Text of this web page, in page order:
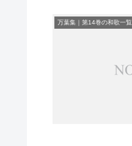
万葉集｜第14巻の和歌一覧